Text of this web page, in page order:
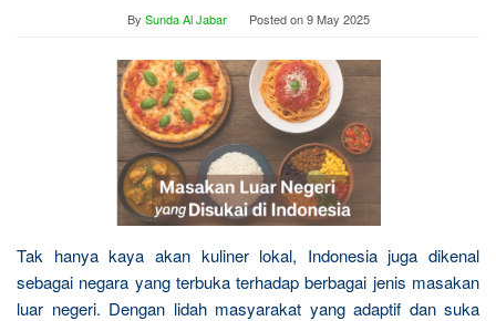
By Sunda Al Jabar Posted on9 May 2025
Tak hanya kaya akan kuliner lokal, Indonesia juga dikenal
sebagai negara yang terbuka terhadap berbagai jenis masakan
luar negeri. Dengan lidah masyarakat yang adaptif dan suka